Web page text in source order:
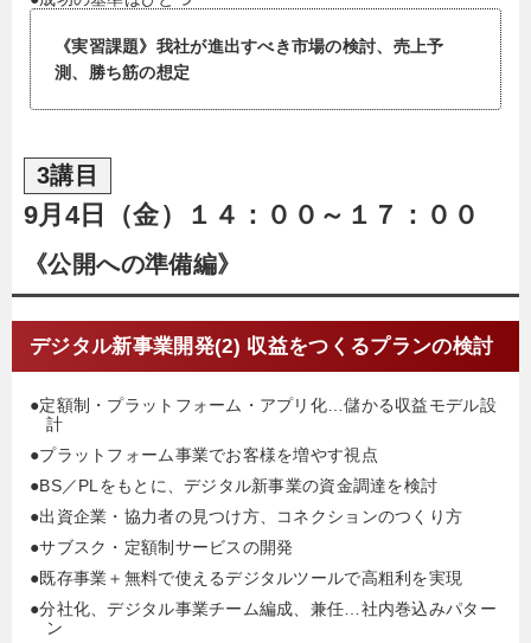
《実習課題》我社が進出すべき市場の検討、売上予
測、勝ち筋の想定
3講目
9月4日（金）１４：００～１７：００
《公開への準備編》
デジタル新事業開発(2) 収益をつくるプランの検討
●定額制・プラットフォーム・アプリ化…儲かる収益モデル設
計
●プラットフォーム事業でお客様を増やす視点
●BS／PLをもとに、デジタル新事業の資金調達を検討
●出資企業・協力者の見つけ方、コネクションのつくり方
●サブスク・定額制サービスの開発
●既存事業＋無料で使えるデジタルツールで高粗利を実現
●分社化、デジタル事業チーム編成、兼任…社内巻込みパター
ン